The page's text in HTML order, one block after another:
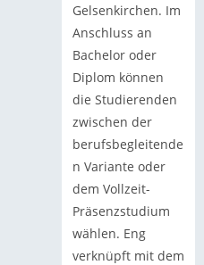
Gelsenkirchen. Im
Anschluss an
Bachelor oder
Diplom können
die Studierenden
zwischen der
berufsbegleitende
n Variante oder
dem Vollzeit-
Präsenzstudium
wählen. Eng
verknüpft mit dem